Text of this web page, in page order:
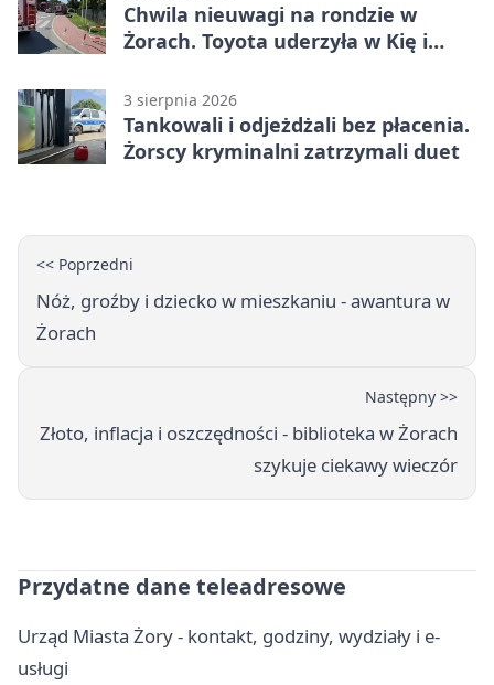
Chwila nieuwagi na rondzie w
Żorach. Toyota uderzyła w Kię i
3 sierpnia 2026
Tankowali i odjeżdżali bez płacenia.
Żorscy kryminalni zatrzymali duet
<< Poprzedni
Nóż, groźby i dziecko w mieszkaniu - awantura w
Żorach
Następny >>
Złoto, inflacja i oszczędności - biblioteka w Żorach
szykuje ciekawy wieczór
Przydatne dane teleadresowe
Urząd Miasta Żory - kontakt, godziny, wydziały i e-
usługi